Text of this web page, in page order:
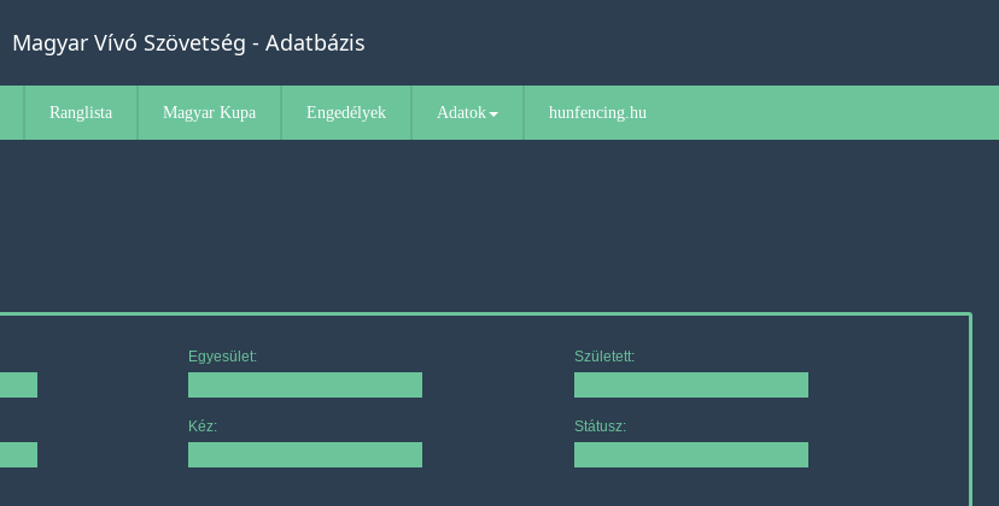
Magyar Vívó Szövetség - Adatbázis
Ranglista Magyar Kupa Engedélyek Adatok hunfencing.hu
Egyesület: Született:
Kéz: Státusz: